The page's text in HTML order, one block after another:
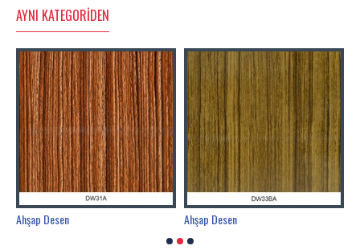
AYNI KATEGORIDEN
Ahşap Desen Ahşap Desen